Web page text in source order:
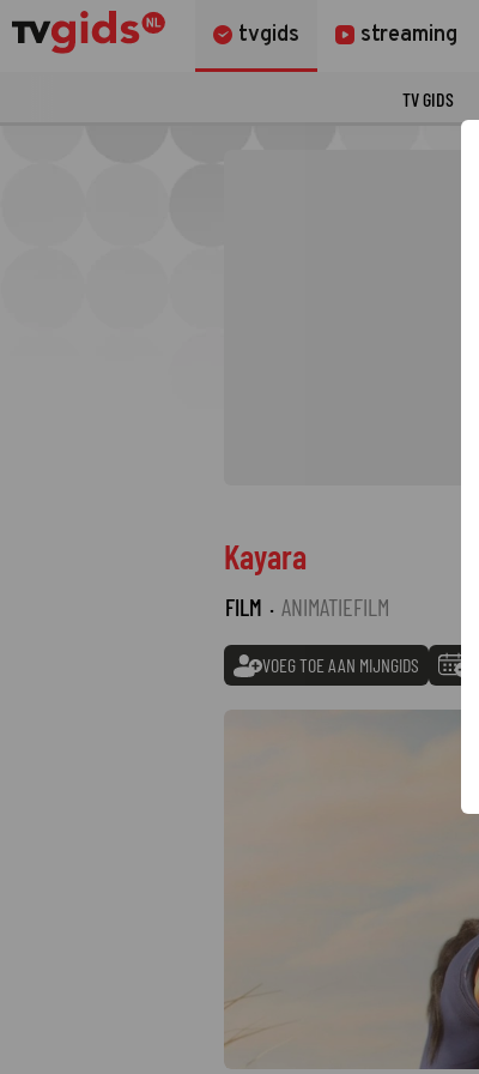
tvgids streaming
TV GIDS
Kayara
FILM · ANIMATIEFILM
VOEG TOE AAN MIJNGIDS